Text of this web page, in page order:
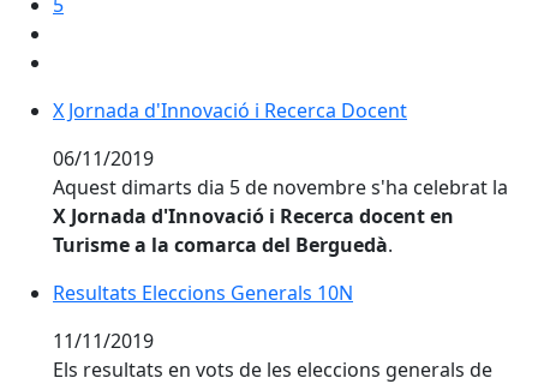
X Jornada d'Innovació i Recerca Docent
X Jornada d'Innovació i Recerca Docent
06/11/2019
Aquest dimarts dia 5 de novembre s'ha celebrat la
X Jornada d'Innovació i Recerca docent en
Turisme a la comarca del Berguedà.
Resultats Eleccions Generals 10N
Resultats Eleccions Generals 10N
11/11/2019
Els resultats en vots de les eleccions generals de